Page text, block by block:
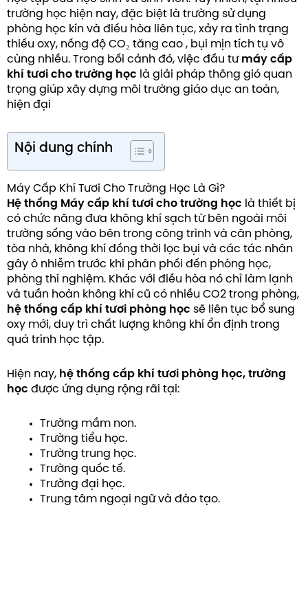
trường học hiện nay, đặc biệt là trường sử dụng
phòng học kín và điều hòa liên tục, xảy ra tình trạng
thiếu oxy, nồng độ CO₂ tăng cao , bụi mịn tích tụ vô
cùng nhiều. Trong bối cảnh đó, việc đầu tư máy cấp
khí tươi cho trường học là giải pháp thông gió quan
trọng giúp xây dựng môi trường giáo dục an toàn,
hiện đại
Nội dung chính
Máy Cấp Khí Tươi Cho Trường Học Là Gì?
Hệ thống Máy cấp khí tươi cho trường học là thiết bị
có chức năng đưa không khí sạch từ bên ngoài môi
trường sống vào bên trong công trình và căn phòng,
tòa nhà, không khí đồng thời lọc bụi và các tác nhân
gây ô nhiễm trước khi phân phối đến phòng học,
phòng thí nghiệm. Khác với điều hòa nó chỉ làm lạnh
và tuần hoàn không khí cũ có nhiều CO2 trong phòng,
hệ thống cấp khí tươi phòng học sẽ liên tục bổ sung
oxy mới, duy trì chất lượng không khí ổn định trong
quá trình học tập.
Hiện nay, hệ thống cấp khí tươi phòng học, trường
học được ứng dụng rộng rãi tại:
Trường mầm non.
Trường tiểu học.
Trường trung học.
Trường quốc tế.
Trường đại học.
Trung tâm ngoại ngữ và đào tạo.